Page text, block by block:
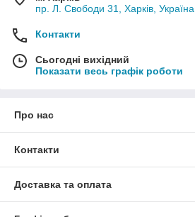
пр. Л. Свободи 31, Харків, Україна
Контакти
Сьогодні вихідний
Показати весь графік роботи
Про нас
Контакти
Доставка та оплата